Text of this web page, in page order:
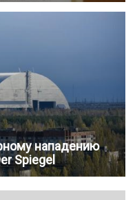
нападению
Spiegel